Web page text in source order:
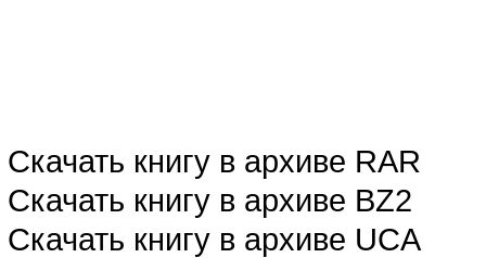
Скачать книгу в архиве RAR
Скачать книгу в архиве BZ2
Скачать книгу в архиве UCA